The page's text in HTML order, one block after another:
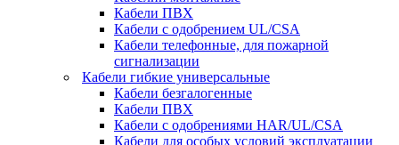
Кабели ПВХ
Кабели с одобрением UL/CSA
Кабели телефонные, для пожарной
сигнализации
Кабели гибкие универсальные
Кабели безгалогенные
Кабели ПВХ
Кабели с одобрениями HAR/UL/CSA
Кабели для особых условий эксплуатации